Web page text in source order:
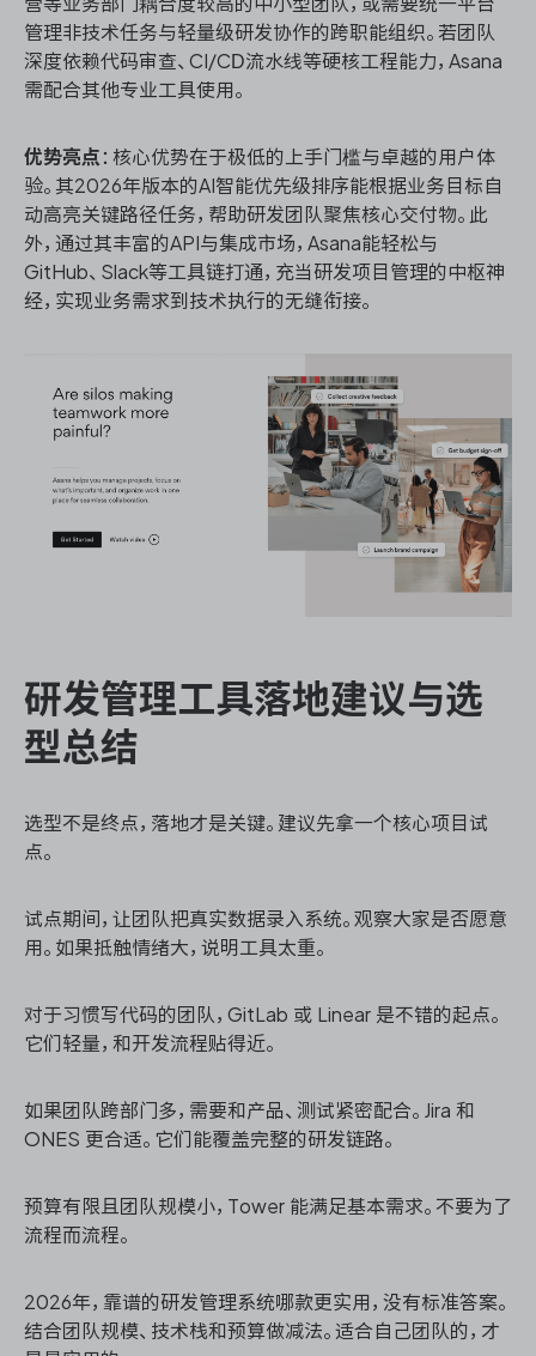
营等业务部门耦合度较高的中小型团队，或需要统一平台
管理非技术任务与轻量级研发协作的跨职能组织。若团队
深度依赖代码审查、CI/CD流水线等硬核工程能力，Asana
需配合其他专业工具使用。
优势亮点 ：核心优势在于极低的上手门槛与卓越的用户体
验。其2026年版本的AI智能优先级排序能根据业务目标自
动高亮关键路径任务，帮助研发团队聚焦核心交付物。此
外，通过其丰富的API与集成市场，Asana能轻松与
GitHub、Slack等工具链打通，充当研发项目管理的中枢神
经，实现业务需求到技术执行的无缝衔接。
研发管理工具落地建议与选
型总结
选型不是终点，落地才是关键。建议先拿一个核心项目试
点。
试点期间，让团队把真实数据录入系统。观察大家是否愿意
用。如果抵触情绪大，说明工具太重。
对于习惯写代码的团队，GitLab 或 Linear 是不错的起点。
它们轻量，和开发流程贴得近。
如果团队跨部门多，需要和产品、测试紧密配合。Jira 和
ONES 更合适。它们能覆盖完整的研发链路。
预算有限且团队规模小，Tower 能满足基本需求。不要为了
流程而流程。
2026年，靠谱的研发管理系统哪款更实用，没有标准答案。
结合团队规模、技术栈和预算做减法。适合自己团队的，才